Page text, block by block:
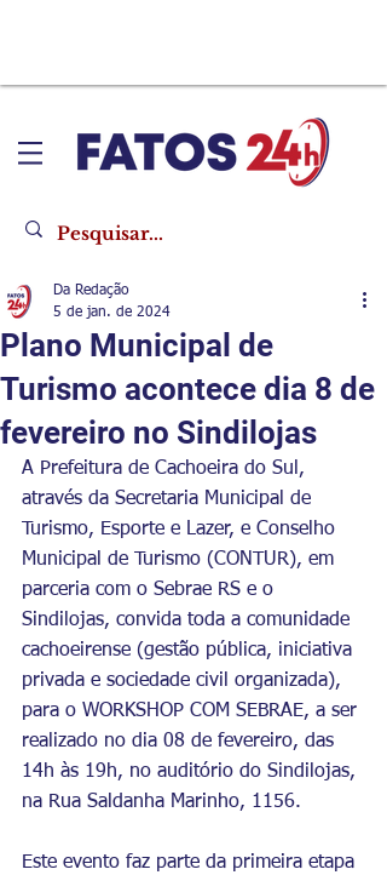
Plano Municipal de
Turismo acontece dia 8 de
fevereiro no Sindilojas
Da Redação
5 de jan. de 2024
A Prefeitura de Cachoeira do Sul,
através da Secretaria Municipal de
Turismo, Esporte e Lazer, e Conselho
Municipal de Turismo (CONTUR), em
parceria com o Sebrae RS e o
Sindilojas, convida toda a comunidade
cachoeirense (gestão pública, iniciativa
privada e sociedade civil organizada),
para o WORKSHOP COM SEBRAE, a ser
realizado no dia 08 de fevereiro, das
14h às 19h, no auditório do Sindilojas,
na Rua Saldanha Marinho, 1156.
Este evento faz parte da primeira etapa